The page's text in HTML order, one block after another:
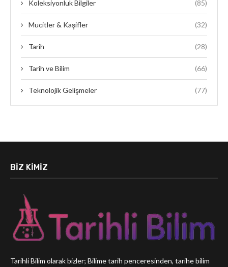
Koleksiyonluk Bilgiler (85)
Mucitler & Kaşifler (32)
Tarih (28)
Tarih ve Bilim (66)
Teknolojik Gelişmeler (77)
BIZ KIMIZ
Tarihli Bilim olarak bizler; Bilime tarih penceresinden, tarihe bilim